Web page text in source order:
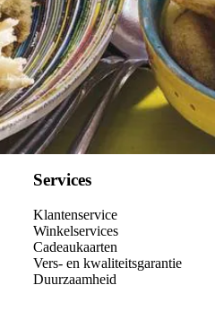
Services
Klantenservice
Winkelservices
Cadeaukaarten
Vers- en kwaliteitsgarantie
Duurzaamheid